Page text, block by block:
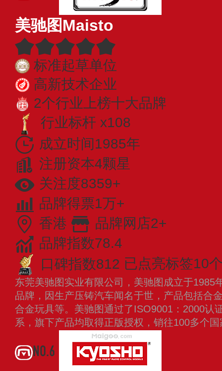
美驰图Maisto
标准起草单位
高新技术企业
2个行业上榜十大品牌
行业标杆 x108
成立时间1985年
注册资本4颗星
关注度8359+
品牌得票1万+
香港
品牌网店2+
品牌指数78.4
口碑指数812 已点亮标签10
东莞美驰图实业有限公司，美驰图成立于1985
品牌，因生产压铸汽车闻名于世，产品包括合
合金玩具等。美驰图通过了ISO9001：2000认
系，旗下产品均取得正版授权，销往100多个
NO.6